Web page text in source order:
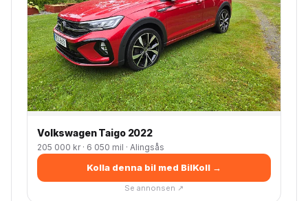
Volkswagen Taigo 2022
205 000 kr · 6 050 mil · Alingsås
Kolla denna bil med BilKoll →
Se annonsen ↗